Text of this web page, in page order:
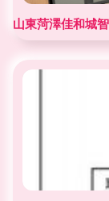
山東菏澤佳和城